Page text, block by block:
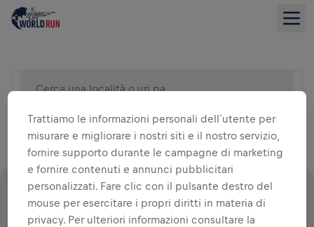
Cerca una località o un paese)
IL 100% DI TUTTE LE QUOTE DI ISCRIZIONE ANDRÀ ALLA
RICERCA SUL MIDOLLO SPINALE
Trattiamo le informazioni personali dell`utente per
misurare e migliorare i nostri siti e il nostro servizio,
fornire supporto durante le campagne di marketing
e fornire contenuti e annunci pubblicitari
personalizzati. Fare clic con il pulsante destro del
mouse per esercitare i propri diritti in materia di
privacy. Per ulteriori informazioni consultare la